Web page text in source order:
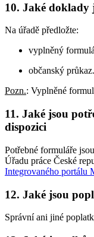
10. Jaké doklady
Na úřadě předložte:
vyplněný
občanský průkaz.
Pozn.: Vyplněné
11. Jaké jsou
dispozici
Potřebné formuláře
Úřadu práce České
Integrovaného portálu
12. Jaké jsou
Správní ani jiné